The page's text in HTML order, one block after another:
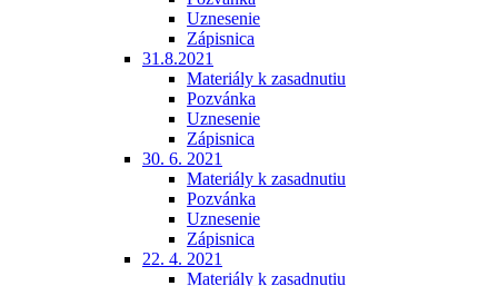
Uznesenie
Zápisnica
31.8.2021
Materiály k zasadnutiu
Pozvánka
Uznesenie
Zápisnica
30. 6. 2021
Materiály k zasadnutiu
Pozvánka
Uznesenie
Zápisnica
22. 4. 2021
Materiály k zasadnutiu